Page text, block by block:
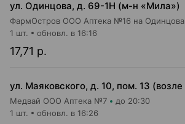
ул. Одинцова, д. 69-1Н (м-н «Мила»)
ФармОстров ООО Аптека №16 на Одинцова
17,71 р.
1 шт. обновл. в 16:16
Медвай ООО Аптека №7 до 20:30
1 шт. обновл. в 16:26